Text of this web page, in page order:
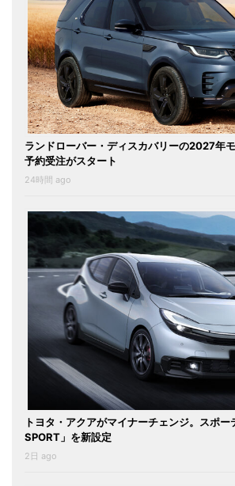
ランドローバー・ディスカバリーの2027年
予約受注がスタート
24時間 ago
トヨタ・アクアがマイナーチェンジ。スポー
SPORT」を新設定
2日 ago